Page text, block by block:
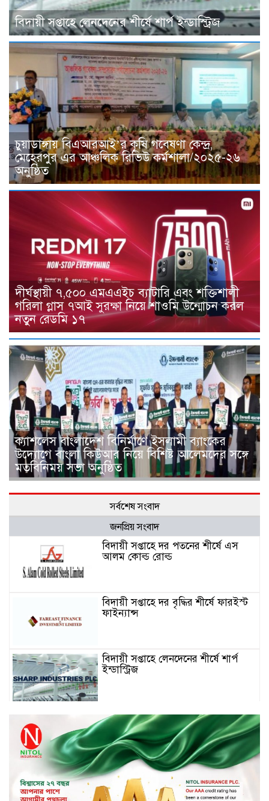
বিদায়ী সপ্তাহে লেনদেনের শীর্ষে শার্প ইন্ডাস্ট্রিজ
চুয়াডাঙ্গায় বিএআরআই’র কৃষি গবেষণা কেন্দ্র,
মেহেরপুর এর আঞ্চলিক রিভিউ কর্মশালা/২০২৫-২৬
অনুষ্ঠিত
দীর্ঘস্থায়ী ৭,৫০০ এমএএইচ ব্যাটারি এবং শক্তিশালী
গরিলা গ্লাস ৭আই সুরক্ষা নিয়ে শাওমি উন্মোচন করল
নতুন রেডমি ১৭
ক্যাশলেস বাংলাদেশ বিনির্মাণে ইসলামী ব্যাংকের
উদ্যোগে বাংলা কিউআর নিয়ে বিশিষ্ট আলেমদের সঙ্গে
মতবিনিময় সভা অনুষ্ঠিত
সর্বশেষ সংবাদ
জনপ্রিয় সংবাদ
বিদায়ী সপ্তাহে দর পতনের শীর্ষে এস
আলম কোল্ড রোল্ড
বিদায়ী সপ্তাহে দর বৃদ্ধির শীর্ষে ফারইস্ট
ফাইন্যান্স
বিদায়ী সপ্তাহে লেনদেনের শীর্ষে শার্প
ইন্ডাস্ট্রিজ
চুয়াডাঙ্গায় বিএআরআই’র কৃষি গবেষণা
কেন্দ্র, মেহেরপুর এর আঞ্চলিক রিভিউ
কর্মশালা/২০২৫-২৬ অনুষ্ঠিত
মুসলিম নিকাহ রেজিস্ট্রার কল্যাণ
পরিষদের সম্মেলন অনুষ্ঠিত